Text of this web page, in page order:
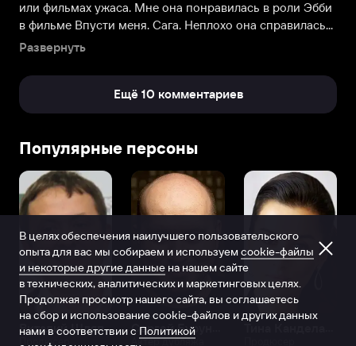
К
этому
времени
брат
поступил
школу
в
Нью-
Йорке,
чем
еще
больше
привлек
внимание
девочки
или фильмах ужаса. Мне она понравилась в роли Эбби
в фильме Впусти меня. Сага. Неплохо она справилась...
Развернуть
Ещё 10 комментариев
Популярные персоны
Виталий Шляппо
Продюсер Актёр дубляжа
В целях обеспечения наилучшего пользовательского
опыта для вас мы собираем и используем cookie-файлы
и некоторые другие данные на нашем сайте
в технических, аналитических и маркетинговых целях.
Продолжая просмотр нашего сайта, вы соглашаетесь
на сбор и использование cookie-файлов и других данных
нами в соответствии с Политикой